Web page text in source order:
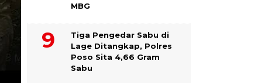
MBG
Tiga Pengedar Sabu di
Lage Ditangkap, Polres
Poso Sita 4,66 Gram
Sabu